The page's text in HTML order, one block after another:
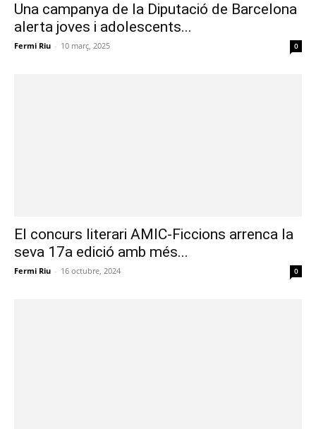
Una campanya de la Diputació de Barcelona
alerta joves i adolescents...
Fermi Riu - 10 març, 2025 0
El concurs literari AMIC-Ficcions arrenca la
seva 17a edició amb més...
Fermi Riu - 16 octubre, 2024 0